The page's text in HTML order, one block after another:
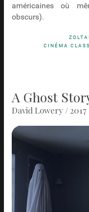
américaines où
obscurs).
CINÉMA
A Ghost
David Lowery / 2017